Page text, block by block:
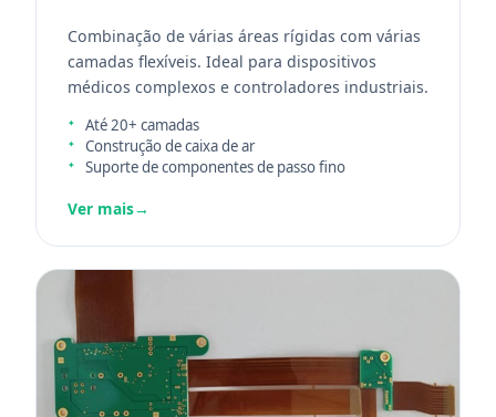
Combinação de várias áreas rígidas com várias
camadas flexíveis. Ideal para dispositivos
médicos complexos e controladores industriais.
Até 20+ camadas
Construção de caixa de ar
Suporte de componentes de passo fino
Ver mais→